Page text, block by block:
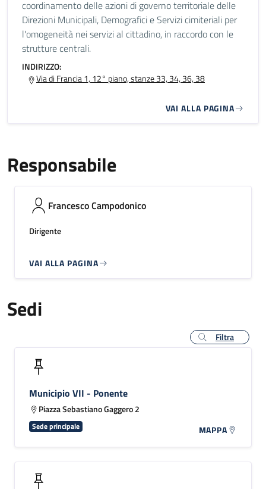
coordinamento delle azioni di governo territoriale delle
Direzioni Municipali, Demografici e Servizi cimiteriali per
l'omogeneità nei servizi al cittadino, in raccordo con le
strutture centrali.
INDIRIZZO:
Via di Francia 1, 12° piano, stanze 33, 34, 36, 38
VAI ALLA PAGINA
Responsabile
Francesco Campodonico
Dirigente
VAI ALLA PAGINA
Sedi
Filtra
Municipio VII - Ponente
Piazza Sebastiano Gaggero 2
Sede principale MAPPA